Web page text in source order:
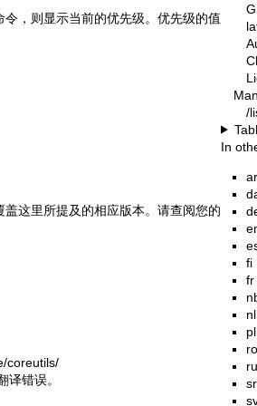
，则显示当前的优先级。优先级的值
这里所提及的相应版本。请查阅您的
coreutils/
译错误。
/
In
ar
fi
fr
nl
pl
ro
ru
sr